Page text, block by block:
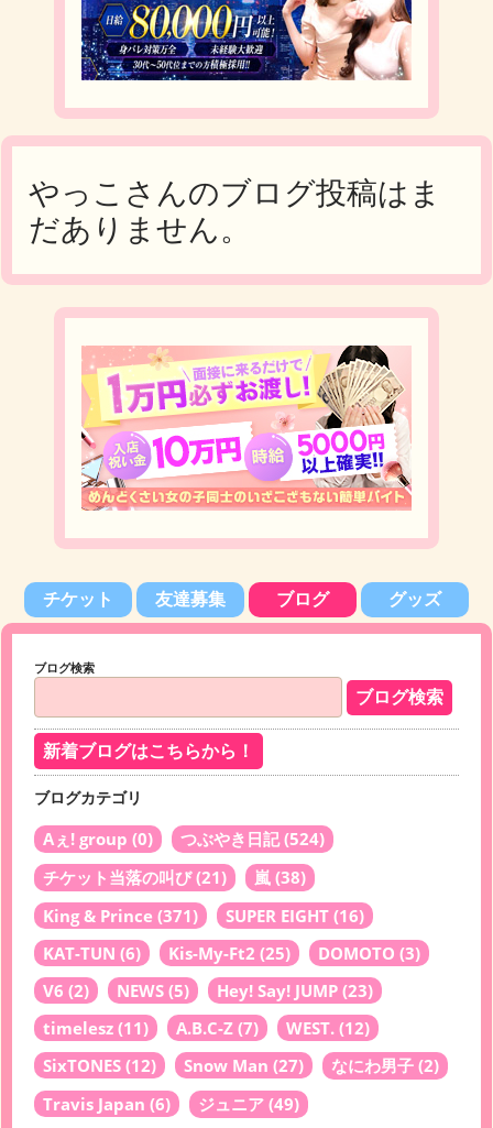
やっこさんのブログ投稿はま
だありません。
チケット 友達募集 ブログ グッズ
ブログ検索
新着ブログはこちらから！
ブログカテゴリ
Aぇ! group (0) つぶやき日記(524)
チケット当落の叫び(21) 嵐 (38)
King & Prince (371) SUPER EIGHT (16)
KAT-TUN (6) Kis-My-Ft2 (25) DOMOTO (3)
V6 (2) NEWS (5) Hey! Say! JUMP (23)
timelesz (11) A.B.C-Z (7) WEST. (12)
SixTONES (12) Snow Man (27) なにわ男子 (2)
Travis Japan (6) ジュニア (49)